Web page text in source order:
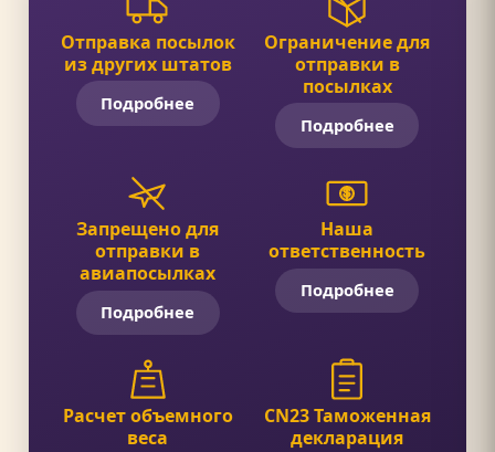
Отправка посылок
из других штатов
Подробнее
Ограничение для
отправки в
посылках
Подробнее
Запрещено для
отправки в
авиапосылках
Подробнее
Наша
ответственность
Подробнее
Расчет объемного
веса
CN23 Таможенная
декларация